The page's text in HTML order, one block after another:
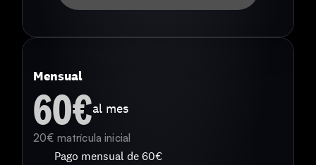
Mensual
60€al mes
20€ matrícula inicial
Pago mensual de 60€